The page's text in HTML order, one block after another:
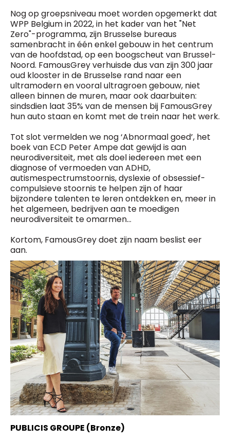
Nog op groepsniveau moet worden opgemerkt dat
WPP Belgium in 2022, in het kader van het "Net
Zero"-programma, zijn Brusselse bureaus
samenbracht in één enkel gebouw in het centrum
van de hoofdstad, op een boogscheut van Brussel-
Noord. FamousGrey verhuisde dus van zijn 300 jaar
oud klooster in de Brusselse rand naar een
ultramodern en vooral ultragroen gebouw, niet
alleen binnen de muren, maar ook daarbuiten:
sindsdien laat 35% van de mensen bij FamousGrey
hun auto staan en komt met de trein naar het werk.
Tot slot vermelden we nog ‘Abnormaal goed’, het
boek van ECD Peter Ampe dat gewijd is aan
neurodiversiteit, met als doel iedereen met een
diagnose of vermoeden van ADHD,
autismespectrumstoornis, dyslexie of obsessief-
compulsieve stoornis te helpen zijn of haar
bijzondere talenten te leren ontdekken en, meer in
het algemeen, bedrijven aan te moedigen
neurodiversiteit te omarmen...
Kortom, FamousGrey doet zijn naam beslist eer
aan.
PUBLICIS GROUPE (Bronze)